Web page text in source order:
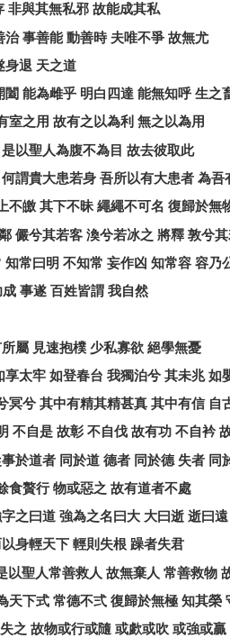
非與其無私邪 故能成其私
治 事善能 動善時 夫唯不爭 故無尤
身退 天之道
闔 能為雌乎 明白四達 能無知呼 生之
室之用 故有之以為利 無之以為用
是以聖人為腹不為目 故去彼取此
何謂貴大患若身 吾所以有大患者 為吾
不皦 其下不昧 繩繩不可名 復歸於無
儼兮其若客 渙兮若冰之 將釋 敦兮
知常曰明 不知常 妄作凶 知常容 容乃
成 事遂 百姓皆謂 我自然
屬 見速抱樸 少私寡欲 絕學無憂
享太牢 如登春台 我獨泊兮 其未兆 如
冥兮 其中有精其精甚真 其中有信 自
不自是 故彰 不自伐 故有功 不自衿
於道者 同於道 德者 同於德 失者 同
食贅行 物或惡之 故有道者不處
之曰道 強為之名曰大 大曰逝 逝曰遠
身輕天下 輕則失根 躁者失君
以聖人常善救人 故無棄人 常善救物
天下式 常德不弍 復歸於無極 知其榮
之 故物或行或隨 或歔或吹 或強或贏